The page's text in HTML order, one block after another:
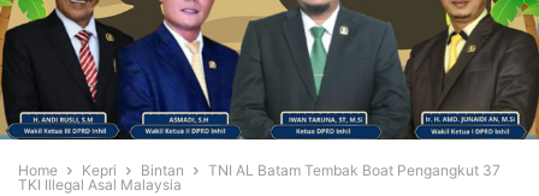
Home Kepri Bintan
TNI AL Batam Tembak Boat Pengangkut 37
TKI Illegal Asal Malaysia